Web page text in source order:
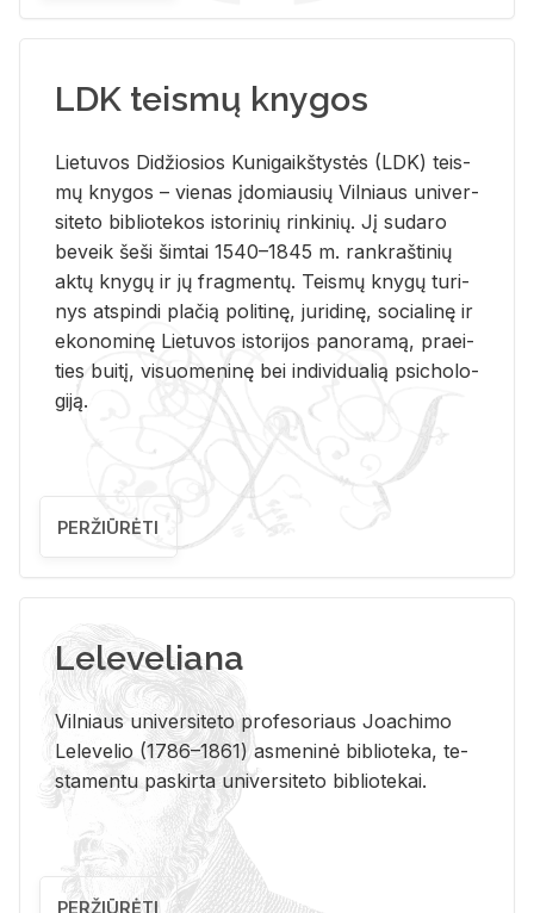
LDK teismų knygos
Lie­tu­vos Di­džio­sios Ku­ni­gaikš­tys­tės (LDK) teis­
mų kny­gos – vie­nas įdo­miau­sių Vil­niaus uni­ver­
si­te­to bi­b­lio­te­kos is­to­ri­nių rin­ki­nių. Jį su­da­ro
be­veik šeši šim­tai 1540–1845 m. rank­raš­ti­nių
aktų kny­gų ir jų frag­men­tų. Teis­mų kny­gų tu­ri­
nys at­spin­di pla­čią po­li­ti­nę, ju­ri­di­nę, so­cia­li­nę ir
eko­no­mi­nę Lie­tu­vos is­to­ri­jos pa­no­ra­mą, pra­ei­
ties bui­tį, vi­suo­me­ni­nę bei in­di­vi­dua­lią psi­cho­lo­
gi­ją.
PERŽIŪRĖTI
Leleveliana
Vil­niaus uni­ver­si­te­to pro­fe­so­riaus Jo­a­chi­mo
Le­le­ve­lio (1786–1861) as­me­ni­nė bi­b­lio­te­ka, te­
sta­men­tu pa­skir­ta uni­ver­si­te­to bi­b­lio­te­kai.
PERŽIŪRĖTI